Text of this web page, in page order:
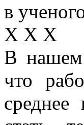
в
X X X
В нашем
что